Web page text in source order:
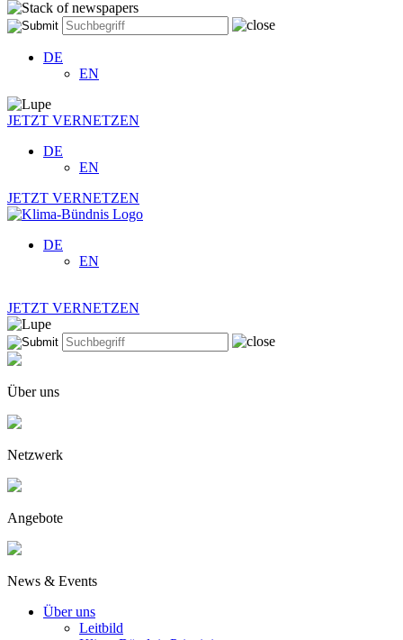
DE
EN
JETZT VERNETZEN
DE
EN
JETZT VERNETZEN
DE
EN
JETZT VERNETZEN
Über uns
Netzwerk
Angebote
News & Events
Über uns
Leitbild